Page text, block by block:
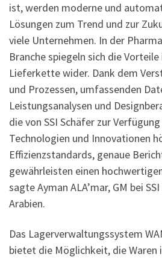
ist, werden moderne und
Lösungen zum Trend und zur
viele Unternehmen. In der
Branche spiegeln sich die
Lieferkette wider. Dank dem
und Prozessen, umfassenden
Leistungsanalysen und
die von SSI Schäfer zur
Technologien und Innovationen
Effizienzstandards, genaue
gewährleisten einen
sagte Ayman ALA’mar, GM bei
Arabien.
Das Lagerverwaltungssystem
bietet die Möglichkeit, die Waren